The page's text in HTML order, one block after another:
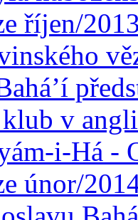
říjen/
v
i-Há -
únor/